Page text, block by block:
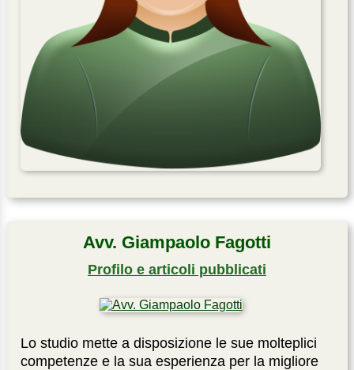
Avv. Giampaolo Fagotti
Profilo e articoli pubblicati
Lo studio mette a disposizione le sue molteplici
competenze e la sua esperienza per la migliore